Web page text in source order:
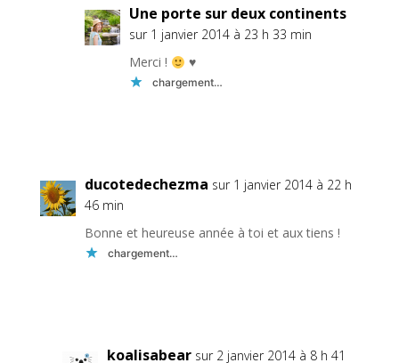
Une porte sur deux continents
sur 1 janvier 2014 à 23 h 33 min
Merci !
♥
chargement…
ducotedechezma sur 1 janvier 2014 à 22 h
46 min
Bonne et heureuse année à toi et aux tiens !
chargement…
koalisabear sur 2 janvier 2014 à 8 h 41